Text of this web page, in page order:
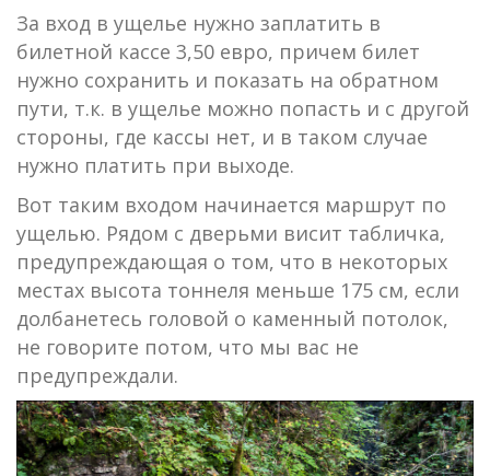
За вход в ущелье нужно заплатить в
билетной кассе 3,50 евро, причем билет
нужно сохранить и показать на обратном
пути, т.к. в ущелье можно попасть и с другой
стороны, где кассы нет, и в таком случае
нужно платить при выходе.
Вот таким входом начинается маршрут по
ущелью. Рядом с дверьми висит табличка,
предупреждающая о том, что в некоторых
местах высота тоннеля меньше 175 см, если
долбанетесь головой о каменный потолок,
не говорите потом, что мы вас не
предупреждали.